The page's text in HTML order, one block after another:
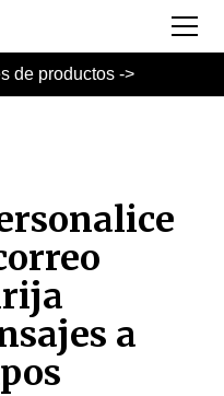
de productos ->
a